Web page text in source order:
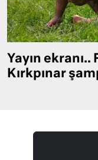
Yayın
Kırkpınar